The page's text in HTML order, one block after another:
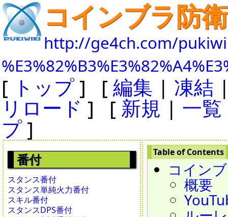
コインブラ防
http://ge4ch.com/
[ トップ ] [編集 | 凍結
リロード ] [ 新規| 一覧
プ ]
番付
スタンス番付
スタンス単純火力番付
スキル番付
スタンスDPS番付
コイン
概要